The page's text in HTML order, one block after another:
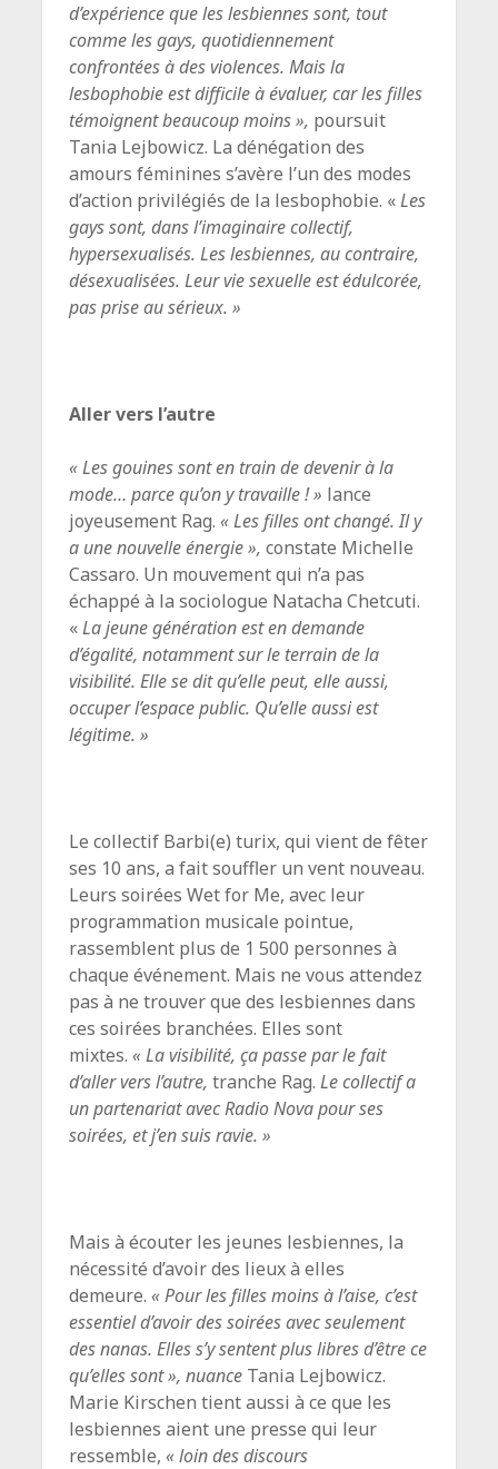
d’expérience que les lesbiennes sont, tout
comme les gays, quotidiennement
confrontées à des violences. Mais la
lesbophobie est difficile à évaluer, car les filles
témoignent beaucoup moins », poursuit
Tania Lejbowicz. La dénégation des
amours féminines s’avère l’un des modes
d’action privilégiés de la lesbophobie. «Les
gays sont, dans l’imaginaire collectif,
hypersexualisés. Les lesbiennes, au contraire,
désexualisées. Leur vie sexuelle est édulcorée,
pas prise au sérieux. »
Aller vers l’autre
« Les gouines sont en train de devenir à la
mode… parce qu’on y travaille ! » lance
joyeusement Rag.« Les filles ont changé. Il y
a une nouvelle énergie », constate Michelle
Cassaro. Un mouvement qui n’a pas
échappé à la sociologue Natacha Chetcuti.
«La jeune génération est en demande
d’égalité, notamment sur le terrain de la
visibilité. Elle se dit qu’elle peut, elle aussi,
occuper l’espace public. Qu’elle aussi est
légitime. »
Le collectif Barbi(e) turix, qui vient de fêter
ses 10 ans, a fait souffler un vent nouveau.
Leurs soirées Wet for Me, avec leur
programmation musicale pointue,
rassemblent plus de 1 500 personnes à
chaque événement. Mais ne vous attendez
pas à ne trouver que des lesbiennes dans
ces soirées branchées. Elles sont
mixtes.« La visibilité, ça passe par le fait
d’aller vers l’autre, tranche Rag.Le collectif a
un partenariat avec Radio Nova pour ses
soirées, et j’en suis ravie. »
Mais à écouter les jeunes lesbiennes, la
nécessité d’avoir des lieux à elles
demeure.« Pour les filles moins à l’aise, c’est
essentiel d’avoir des soirées avec seulement
des nanas. Elles s’y sentent plus libres d’être ce
qu’elles sont », nuance Tania Lejbowicz.
Marie Kirschen tient aussi à ce que les
lesbiennes aient une presse qui leur
ressemble,« loin des discours